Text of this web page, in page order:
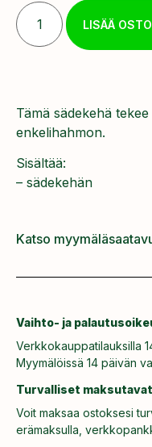
LISÄÄ
Tämä sädekehä
enkelihahmon.
Sisältää:
– sädekehän
Katso
Vaihto- ja
Verkkokauppatilauksilla
Myymälöissä 14 päivän
Turvalliset maksutavat
Voit maksaa ostoksesi
erämaksulla,